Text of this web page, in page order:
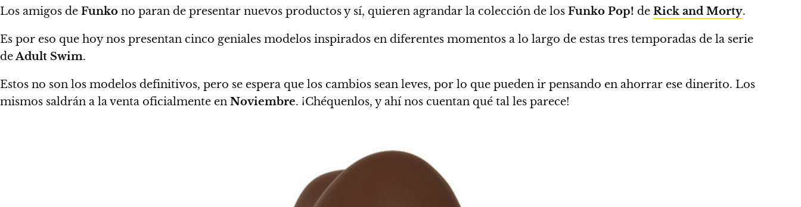
Los amigos de Funko no paran de presentar nuevos productos y sí, quieren agrandar la colección de los Funko Pop! de Rick and Morty.
Es por eso que hoy nos presentan cinco geniales modelos inspirados en diferentes momentos a lo largo de estas tres temporadas de la serie
deAdult Swim.
Estos no son los modelos definitivos, pero se espera que los cambios sean leves, por lo que pueden ir pensando en ahorrar ese dinerito. Los
mismos saldrán a la venta oficialmente en Noviembre. ¡Chéquenlos, y ahí nos cuentan qué tal les parece!